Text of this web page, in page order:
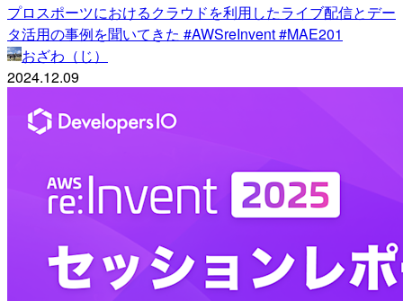
プロスポーツにおけるクラウドを利用したライブ配信とデー
タ活用の事例を聞いてきた #AWSreInvent #MAE201
おざわ（じ）
2024.12.09